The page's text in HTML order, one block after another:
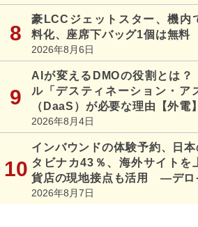
豪LCCジェットスター、機内
料化、座席下バッグ1個は無料
2026年8月6日
AIが変えるDMOの役割とは
ル「デスティネーション・ア
（DaaS）が必要な理由【外電】
2026年8月4日
インバウンドの体験予約、日
タビナカ43％、海外サイトを
貨店の現地接点も活用 ―デロ
2026年8月7日